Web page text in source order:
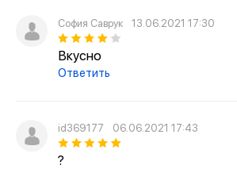
София Саврук 13.06.2021 17:30
Вкусно
Ответить
id369177 06.06.2021 17:43
?